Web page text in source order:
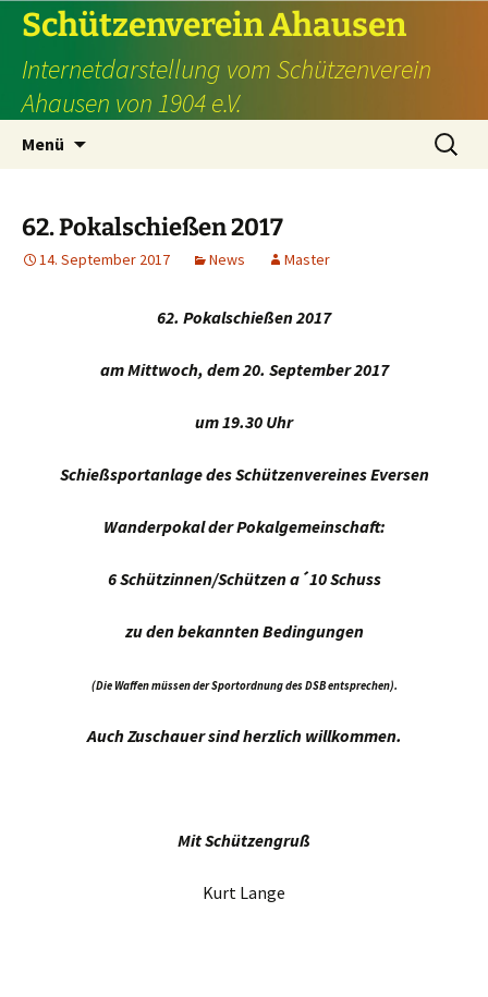
Schützenverein Ahausen
Internetdarstellung vom Schützenverein
Ahausen von 1904 e.V.
Menü
Suche
nach:
62. Pokalschießen 2017
14. September 2017 News Master
62. Pokalschießen 2017
am Mittwoch, dem 20. September 2017
um 19.30 Uhr
Schießsportanlage des Schützenvereines Eversen
Wanderpokal der Pokalgemeinschaft:
6 Schützinnen/Schützen a´10 Schuss
zu den bekannten Bedingungen
(Die Waffen müssen der Sportordnung des DSB entsprechen).
Auch Zuschauer sind herzlich willkommen.
Mit Schützengruß
Kurt Lange